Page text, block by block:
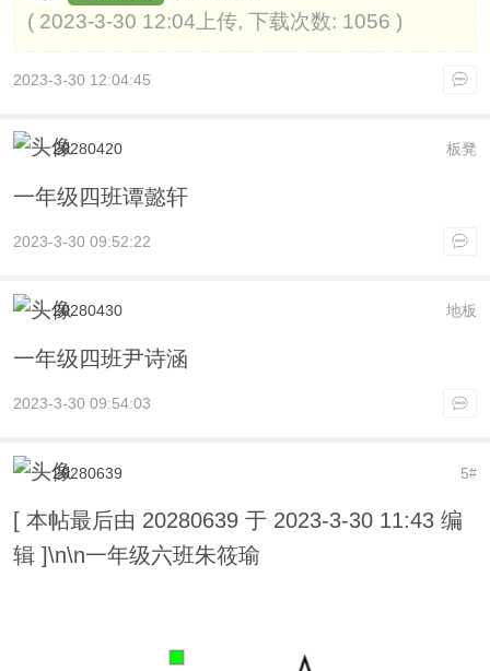
( 2023-3-30 12:04上传, 下载次数: 1056 )
2023-3-30 12:04:45
板凳
20280420
一年级四班谭懿轩
2023-3-30 09:52:22
地板
20280430
一年级四班尹诗涵
2023-3-30 09:54:03
5#
20280639
[ 本帖最后由 20280639 于 2023-3-30 11:43 编
辑 ]\n\n一年级六班朱筱瑜